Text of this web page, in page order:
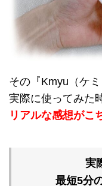
その『Kmyu（ケミ
実際に使ってみた
リアルな感想がこ
実
最短5分